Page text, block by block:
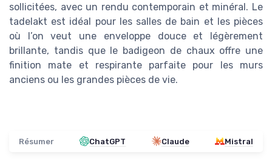
sollicitées, avec un rendu contemporain et minéral. Le
tadelakt est idéal pour les salles de bain et les pièces
où l’on veut une enveloppe douce et légèrement
brillante, tandis que le badigeon de chaux offre une
finition mate et respirante parfaite pour les murs
anciens ou les grandes pièces de vie.
Résumer ChatGPT Claude Mistral